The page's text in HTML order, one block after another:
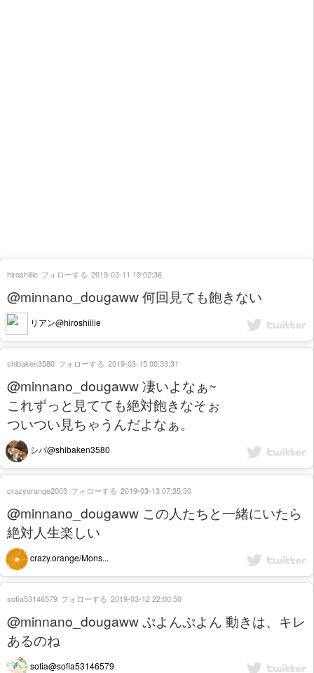
@minnano_dougaww 何回見ても飽きない
リアン@hiroshiiiie
hiroshiiiie フォローする 2019-03-11 19:02:36
@minnano_dougaww 凄いよなぁ~
これずっと見てても絶対飽きなそぉ
ついつい見ちゃうんだよなぁ。
シバ@shibaken3580
shibaken3580 フォローする 2019-03-15 00:33:31
@minnano_dougaww この人たちと一緒にいたら
絶対人生楽しい
crazy.orange/Mons...
crazyorange2003 フォローする 2019-03-13 07:35:30
@minnano_dougaww ぷよんぷよん 動きは、キレ
あるのね
sofia@sofia53146579
sofia53146579 フォローする 2019-03-12 22:00:50